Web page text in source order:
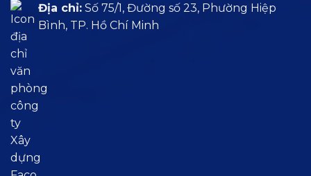
Địa chỉ: Số 75/1, Đường số 23, Phường Hiệp
Bình, TP. Hồ Chí Minh